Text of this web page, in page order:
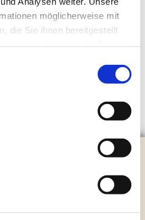
möglicherweise mit
die Sie ihnen bereitgestellt
Steinhagen